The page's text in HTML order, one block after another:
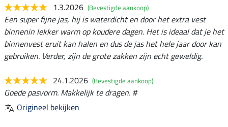
1.3.2026 (Bevestigde aankoop)
Een super fijne jas, hij is waterdicht en door het extra vest
binnenin lekker warm op koudere dagen. Het is ideaal dat je het
binnenvest eruit kan halen en dus de jas het hele jaar door kan
gebruiken. Verder, zijn de grote zakken zijn echt geweldig.
24.1.2026 (Bevestigde aankoop)
Goede pasvorm. Makkelijk te dragen. #
Origineel bekijken